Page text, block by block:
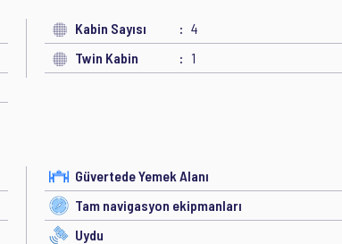
Kabin Sayısı
4
Twin Kabin
1
Güvertede Yemek Alanı
Tam navigasyon ekipmanları
Uydu